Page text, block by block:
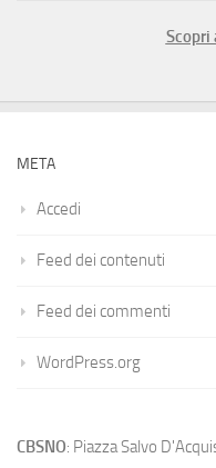
META
Accedi
Feed dei contenuti
Feed dei commenti
WordPress.org
CBSNO: Piazza Salvo